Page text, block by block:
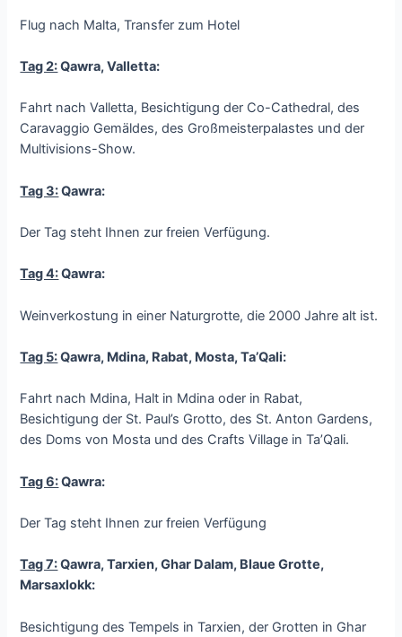
Flug nach Malta, Transfer zum Hotel
Tag 2:Qawra, Valletta:
Fahrt nach Valletta, Besichtigung der Co-Cathedral, des
Caravaggio Gemäldes, des Großmeisterpalastes und der
Multivisions-Show.
Tag 3:Qawra:
Der Tag steht Ihnen zur freien Verfügung.
Tag 4:Qawra:
Weinverkostung in einer Naturgrotte, die 2000 Jahre alt ist.
Tag 5:Qawra, Mdina, Rabat, Mosta, Ta’Qali:
Fahrt nach Mdina, Halt in Mdina oder in Rabat,
Besichtigung der St. Paul’s Grotto, des St. Anton Gardens,
des Doms von Mosta und des Crafts Village in Ta’Qali.
Tag 6:Qawra:
Der Tag steht Ihnen zur freien Verfügung
Tag 7:Qawra, Tarxien, Ghar Dalam, Blaue Grotte,
Marsaxlokk:
Besichtigung des Tempels in Tarxien, der Grotten in Ghar